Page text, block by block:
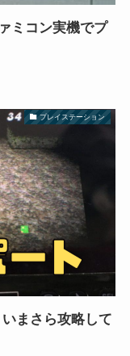
ミコン実機でプ
プレイステーション
まさら攻略して